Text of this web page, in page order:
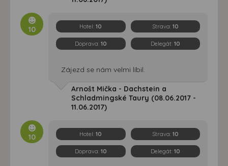
10 Hotel:10 Strava: 10
Doprava: 10 Delegát: 10
Zájezd se nám velmi líbil.
Arnošt Mička - Dachstein a
Schladmingské Taury (08.06.2017 -
11.06.2017)
10 Hotel:10 Strava: 10
Doprava: 10 Delegát: 10